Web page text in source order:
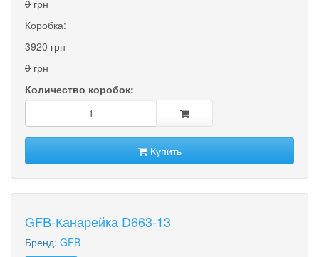
0 грн
Коробка:
3920 грн
0 грн
Количество коробок:
Купить
GFB-Канарейка D663-13
Бренд: GFB